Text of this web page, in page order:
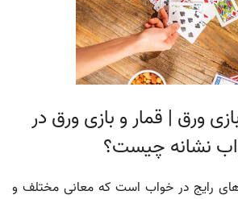
ورق | قمار و بازی ورق در
نشانه چیست؟
رایج در خواب است که معانی مختلف و